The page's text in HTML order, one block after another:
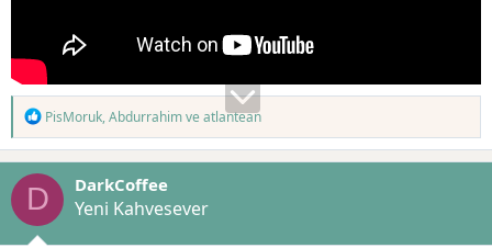
T
p
k
l
e
r
PisMoruk,Abdurrahimve atlantean
D DarkCoffee
Yeni Kahvesever